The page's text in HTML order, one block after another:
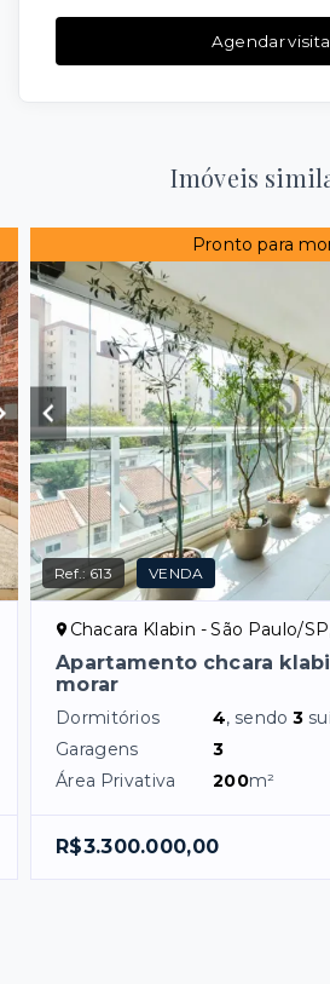
Agendar visita
Imóveis
Pronto para
Ref.: 613 VENDA
Chacara Klabin - São Paulo/
Apartamento chcara
morar
Dormitórios 4, sendo3
Garagens
3
Área Privativa
200m²
R$3.300.000,00